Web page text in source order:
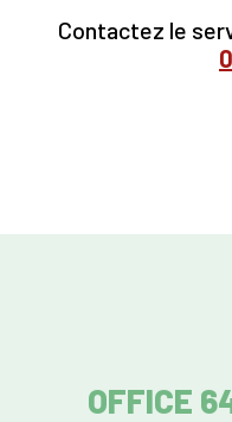
Contactez le
OFFICE